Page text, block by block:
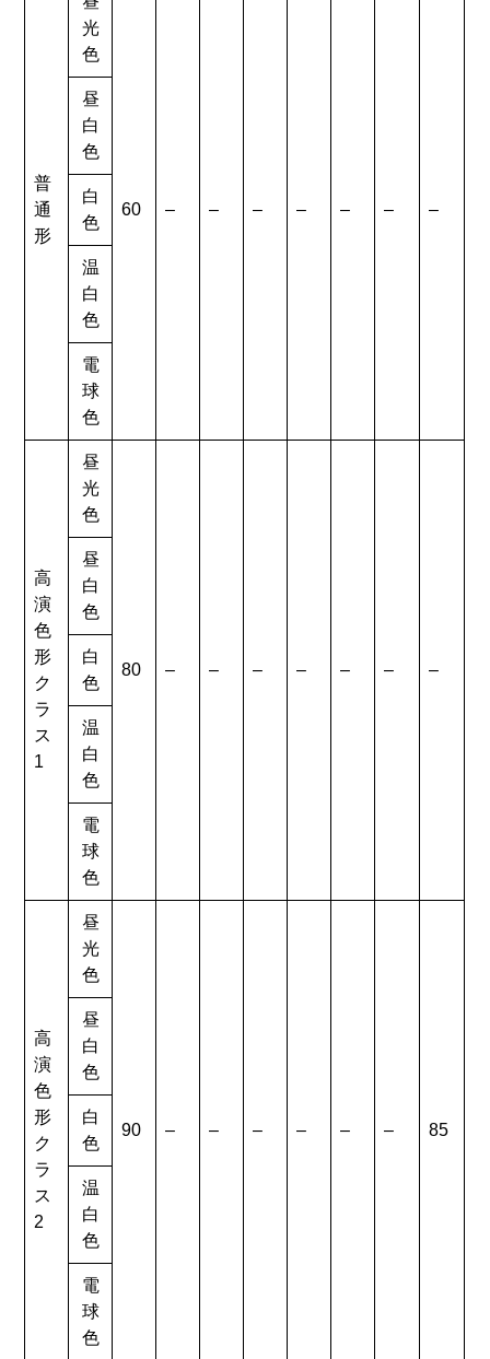
普
通
形
光
色
60 – – – – – – –
昼
白
色
白
色
温
白
色
電
球
色
高
演
色
形
ク
ラ
ス
1
昼
光
色
80 – – – – – – –
昼
白
色
白
色
温
白
色
電
球
色
高
演
色
形
ク
ラ
ス
2
昼
光
色
90 – – – – – – 85
昼
白
色
白
色
温
白
色
電
球
色